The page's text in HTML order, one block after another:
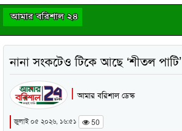
নানা সংকটেও টিকে আছে ‘শীতল পাটি’
আমার বরিশাল ডেস্ক
জুলাই ০৫ ২০২৬, ১৬:৫১ 50